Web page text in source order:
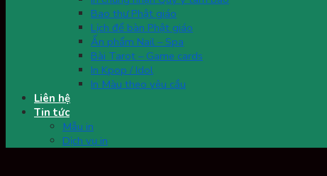
Bao thư Phật giáo
Lịch để bàn Phật giáo
Ấn phẩm Nail – Spa
Bài Tarot – Game cards
In Kpop / Idol
In Màu theo yêu cầu
Liên hệ
Tin tức
Mẫu in
Dịch vụ in